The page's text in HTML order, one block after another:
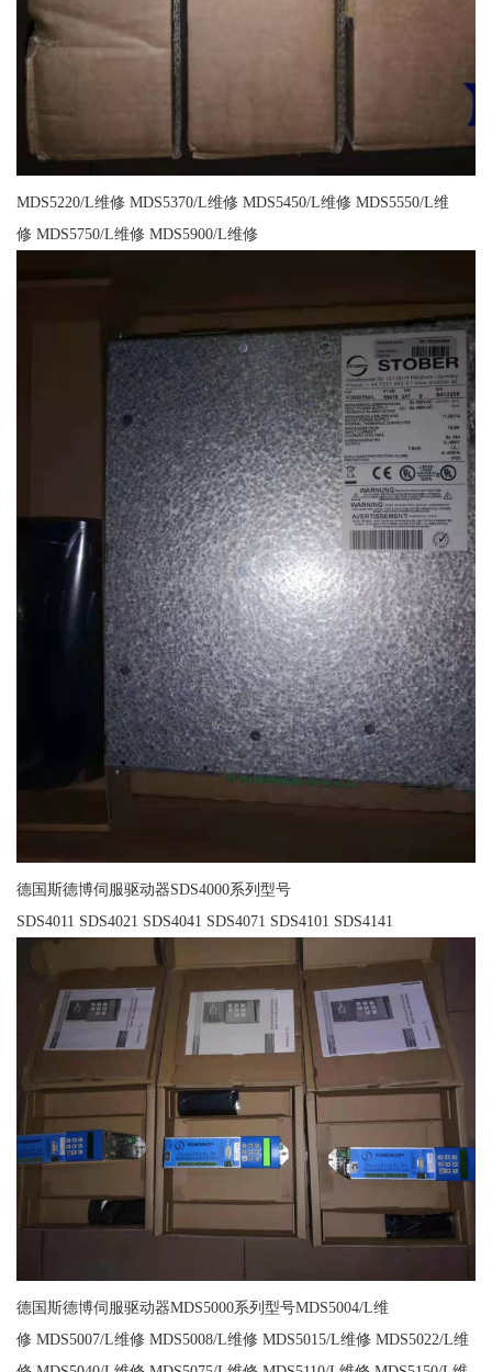
MDS5220/L维修 MDS5370/L维修 MDS5450/L维修 MDS5550/L维
修 MDS5750/L维修 MDS5900/L维修
德国斯德博伺服驱动器SDS4000系列型号
SDS4011 SDS4021 SDS4041 SDS4071 SDS4101 SDS4141
德国斯德博伺服驱动器MDS5000系列型号MDS5004/L维
修 MDS5007/L维修 MDS5008/L维修 MDS5015/L维修 MDS5022/L维